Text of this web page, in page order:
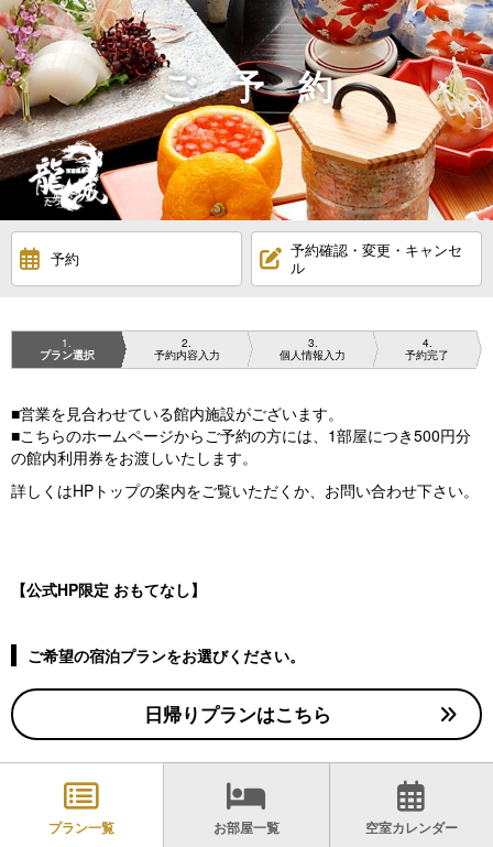
ご 予 約
予約
予約確認・変更・キャンセ
ル
1
プラン選択
2
予約内容入力
3
個人情報入力
4
予約完了
■営業を見合わせている館内施設がございます。
■こちらのホームページからご予約の方には、1部屋につき500円分
の館内利用券をお渡しいたします。
詳しくはHPトップの案内をご覧いただくか、お問い合わせ下さい。
【公式HP限定 おもてなし】
ご希望の宿泊プランをお選びください。
日帰りプランはこちら
プラン一覧 お部屋一覧 空室カレンダー